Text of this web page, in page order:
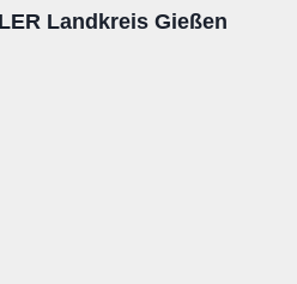
Landkreis Gießen